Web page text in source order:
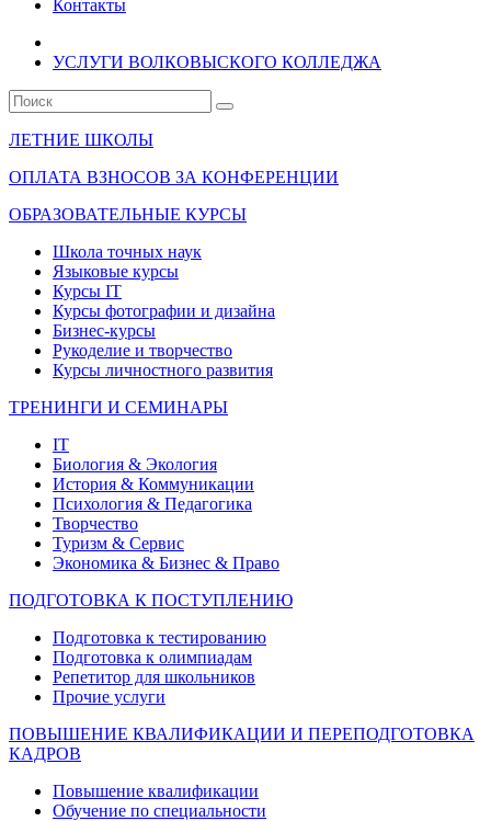
Контакты
УСЛУГИ ВОЛКОВЫСКОГО КОЛЛЕДЖА
ЛЕТНИЕ ШКОЛЫ
ОПЛАТА ВЗНОСОВ ЗА КОНФЕРЕНЦИИ
ОБРАЗОВАТЕЛЬНЫЕ КУРСЫ
Школа точных наук
Языковые курсы
Курсы IT
Курсы фотографии и дизайна
Бизнес-курсы
Рукоделие и творчество
Курсы личностного развития
ТРЕНИНГИ И СЕМИНАРЫ
IT
Биология & Экология
История & Коммуникации
Психология & Педагогика
Творчество
Туризм & Сервис
Экономика & Бизнес & Право
ПОДГОТОВКА К ПОСТУПЛЕНИЮ
Подготовка к тестированию
Подготовка к олимпиадам
Репетитор для школьников
Прочие услуги
ПОВЫШЕНИЕ КВАЛИФИКАЦИИ И ПЕРЕПОДГОТОВКА
КАДРОВ
Повышение квалификации
Обучение по специальности